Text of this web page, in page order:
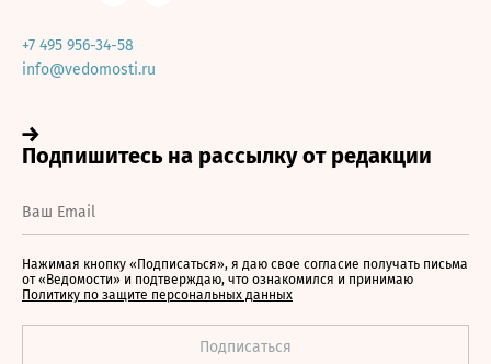
+7 495 956-34-58
info@vedomosti.ru
Нажимая кнопку «Подписаться», я даю свое согласие получать письма
от «Ведомости» и подтверждаю, что ознакомился и принимаю
Политику по защите персональных данных